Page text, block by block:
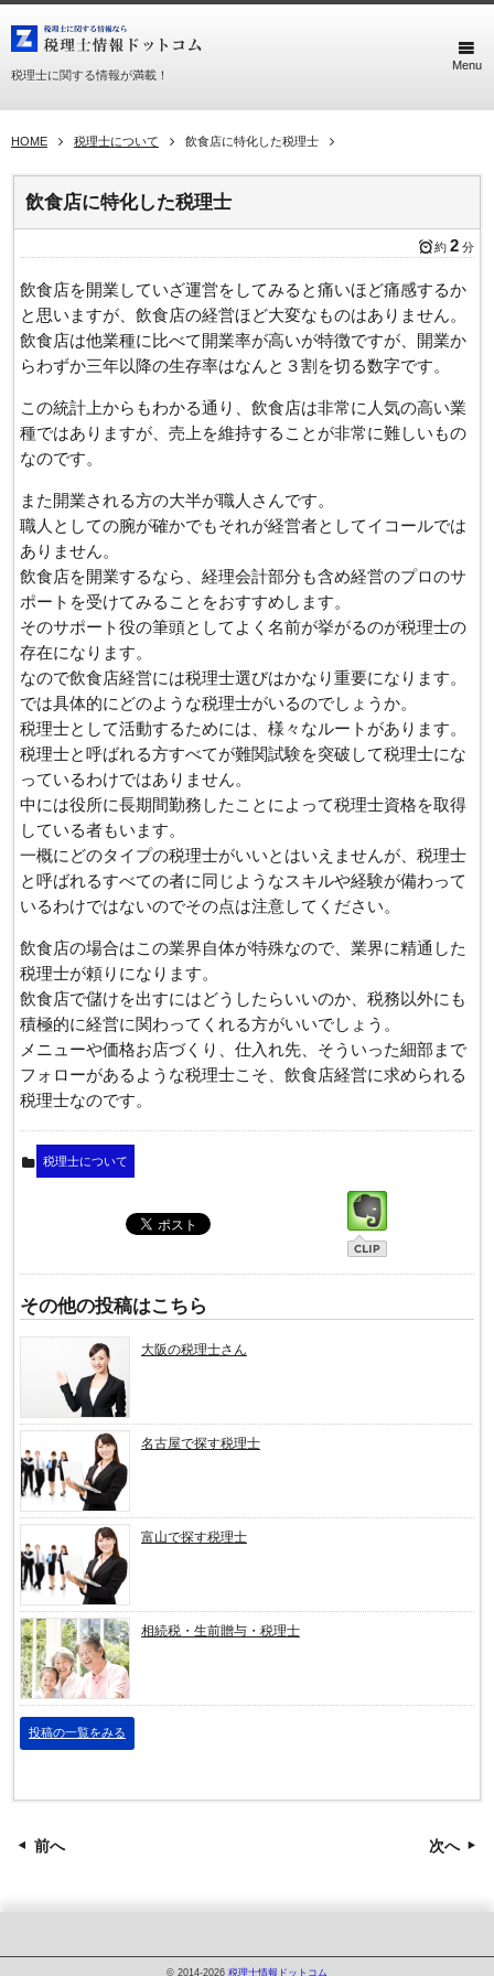
税理士に関する情報が満載！
Menu
HOME 税理士について 飲食店に特化した税理士
飲食店に特化した税理士
約 2 分
飲食店を開業していざ運営をしてみると痛いほど痛感するか
と思いますが、飲食店の経営ほど大変なものはありません。
飲食店は他業種に比べて開業率が高いが特徴ですが、開業か
らわずか三年以降の生存率はなんと３割を切る数字です。
この統計上からもわかる通り、飲食店は非常に人気の高い業
種ではありますが、売上を維持することが非常に難しいもの
なのです。
また開業される方の大半が職人さんです。
職人としての腕が確かでもそれが経営者としてイコールでは
ありません。
飲食店を開業するなら、経理会計部分も含め経営のプロのサ
ポートを受けてみることをおすすめします。
そのサポート役の筆頭としてよく名前が挙がるのが税理士の
存在になります。
なので飲食店経営には税理士選びはかなり重要になります。
では具体的にどのような税理士がいるのでしょうか。
税理士として活動するためには、様々なルートがあります。
税理士と呼ばれる方すべてが難関試験を突破して税理士にな
っているわけではありません。
中には役所に長期間勤務したことによって税理士資格を取得
している者もいます。
一概にどのタイプの税理士がいいとはいえませんが、税理士
と呼ばれるすべての者に同じようなスキルや経験が備わって
いるわけではないのでその点は注意してください。
飲食店の場合はこの業界自体が特殊なので、業界に精通した
税理士が頼りになります。
飲食店で儲けを出すにはどうしたらいいのか、税務以外にも
積極的に経営に関わってくれる方がいいでしょう。
メニューや価格お店づくり、仕入れ先、そういった細部まで
フォローがあるような税理士こそ、飲食店経営に求められる
税理士なのです。
税理士について
その他の投稿はこちら
大阪の税理士さん
名古屋で探す税理士
富山で探す税理士
相続税・生前贈与・税理士
投稿の一覧をみる
前へ 次へ
© 2014-2026 税理士情報ドットコム